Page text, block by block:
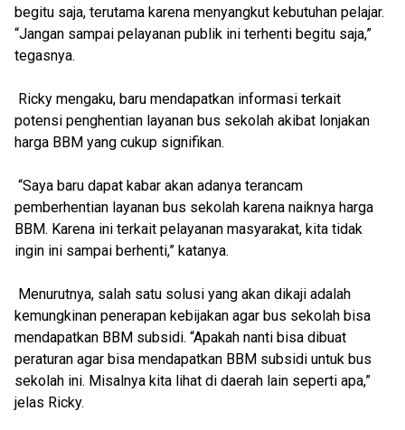
begitu saja, terutama karena menyangkut kebutuhan pelajar.
“Jangan sampai pelayanan publik ini terhenti begitu saja,”
tegasnya.
Ricky mengaku, baru mendapatkan informasi terkait
potensi penghentian layanan bus sekolah akibat lonjakan
harga BBM yang cukup signifikan.
“Saya baru dapat kabar akan adanya terancam
pemberhentian layanan bus sekolah karena naiknya harga
BBM. Karena ini terkait pelayanan masyarakat, kita tidak
ingin ini sampai berhenti,” katanya.
Menurutnya, salah satu solusi yang akan dikaji adalah
kemungkinan penerapan kebijakan agar bus sekolah bisa
mendapatkan BBM subsidi. “Apakah nanti bisa dibuat
peraturan agar bisa mendapatkan BBM subsidi untuk bus
sekolah ini. Misalnya kita lihat di daerah lain seperti apa,”
jelas Ricky.